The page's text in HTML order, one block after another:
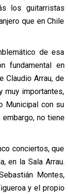
los guitarristas
que en Chile
de esa
fundamental en
Claudio Arrau, de
muy importantes,
Municipal con su
no tiene
conciertos, que
en la Sala Arrau.
Montes,
y el propio